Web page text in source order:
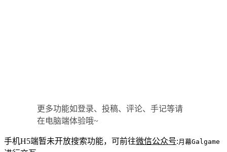
更多功能如登录、投稿、评论、手记等请
在电脑端体验哦~
手机H5端暂未开放搜索功能，可前往微信公众号:月幕Galgame